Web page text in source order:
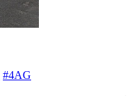
#4AG